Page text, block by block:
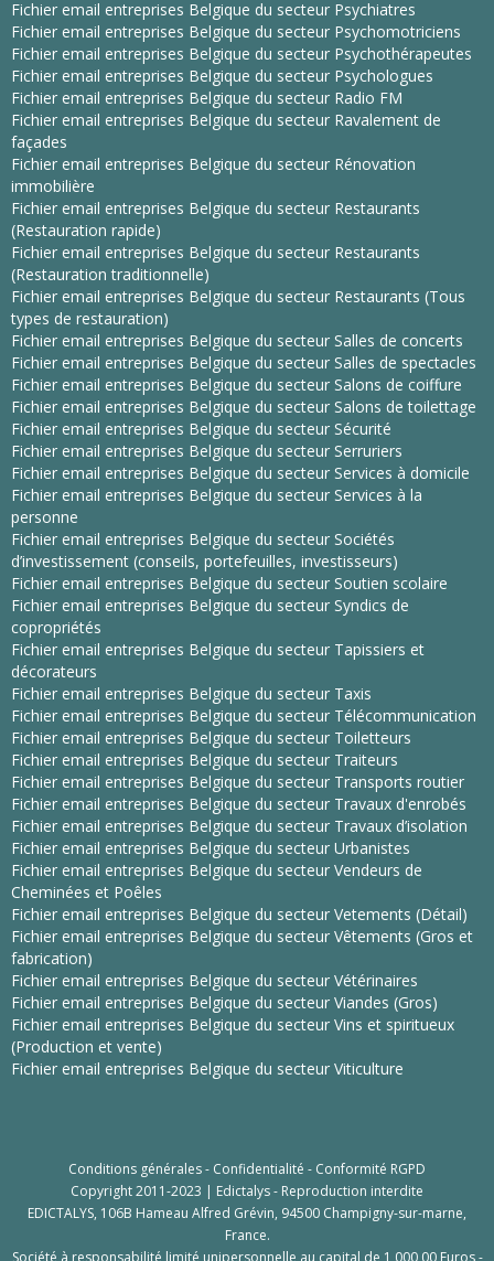
Fichier email entreprises Belgique du secteur Psychiatres
Fichier email entreprises Belgique du secteur Psychomotriciens
Fichier email entreprises Belgique du secteur Psychothérapeutes
Fichier email entreprises Belgique du secteur Psychologues
Fichier email entreprises Belgique du secteur Radio FM
Fichier email entreprises Belgique du secteur Ravalement de
façades
Fichier email entreprises Belgique du secteur Rénovation
immobilière
Fichier email entreprises Belgique du secteur Restaurants
(Restauration rapide)
Fichier email entreprises Belgique du secteur Restaurants
(Restauration traditionnelle)
Fichier email entreprises Belgique du secteur Restaurants (Tous
types de restauration)
Fichier email entreprises Belgique du secteur Salles de concerts
Fichier email entreprises Belgique du secteur Salles de spectacles
Fichier email entreprises Belgique du secteur Salons de coiffure
Fichier email entreprises Belgique du secteur Salons de toilettage
Fichier email entreprises Belgique du secteur Sécurité
Fichier email entreprises Belgique du secteur Serruriers
Fichier email entreprises Belgique du secteur Services à domicile
Fichier email entreprises Belgique du secteur Services à la
personne
Fichier email entreprises Belgique du secteur Sociétés
d’investissement (conseils, portefeuilles, investisseurs)
Fichier email entreprises Belgique du secteur Soutien scolaire
Fichier email entreprises Belgique du secteur Syndics de
copropriétés
Fichier email entreprises Belgique du secteur Tapissiers et
décorateurs
Fichier email entreprises Belgique du secteur Taxis
Fichier email entreprises Belgique du secteur Télécommunication
Fichier email entreprises Belgique du secteur Toiletteurs
Fichier email entreprises Belgique du secteur Traiteurs
Fichier email entreprises Belgique du secteur Transports routier
Fichier email entreprises Belgique du secteur Travaux d'enrobés
Fichier email entreprises Belgique du secteur Travaux d’isolation
Fichier email entreprises Belgique du secteur Urbanistes
Fichier email entreprises Belgique du secteur Vendeurs de
Cheminées et Poêles
Fichier email entreprises Belgique du secteur Vetements (Détail)
Fichier email entreprises Belgique du secteur Vêtements (Gros et
fabrication)
Fichier email entreprises Belgique du secteur Vétérinaires
Fichier email entreprises Belgique du secteur Viandes (Gros)
Fichier email entreprises Belgique du secteur Vins et spiritueux
(Production et vente)
Fichier email entreprises Belgique du secteur Viticulture
Conditions générales- Confidentialité - Conformité RGPD
Copyright 2011-2023 | Edictalys - Reproduction interdite
EDICTALYS, 106B Hameau Alfred Grévin, 94500 Champigny-sur-marne,
France.